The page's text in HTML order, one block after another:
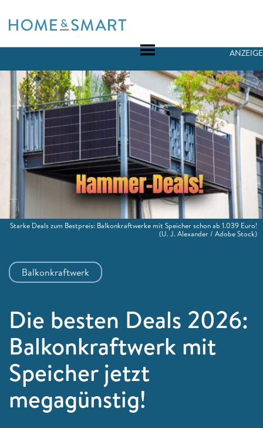
to
Balkonkraftwerk
ANZEIGE
Die besten Deals 2026:
Balkonkraftwerk mit
Speicher jetzt
megagünstig!
Starke Deals zum Bestpreis: Balkonkraftwerke mit Speicher schon ab 1.039 Euro!
(U. J. Alexander / Adobe Stock)